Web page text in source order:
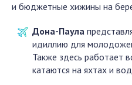
и бюджетные хижины на
Дона-Паула
идиллию для
Также здесь работает
катаются на яхтах и